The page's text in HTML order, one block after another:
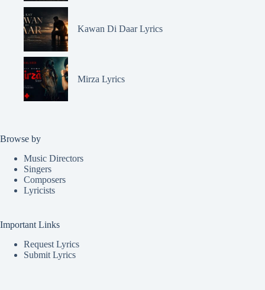
Kawan Di Daar Lyrics
Mirza Lyrics
Browse by
Music Directors
Singers
Composers
Lyricists
Important Links
Request Lyrics
Submit Lyrics